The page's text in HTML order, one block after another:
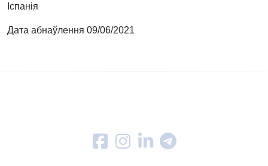
Іспанія
Дата абнаўлення 09/06/2021